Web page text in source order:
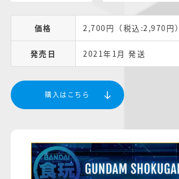
価格 2,700円（税込:2,970円）
発売日 2021年1月 発送
購入はこちら